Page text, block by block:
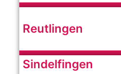
Reutlingen
Sindelfingen